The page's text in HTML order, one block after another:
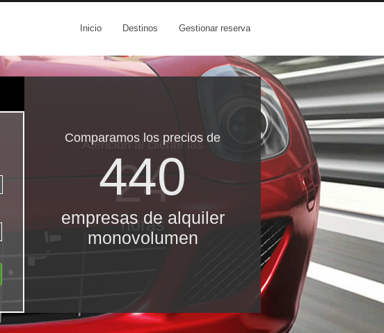
Inicio Destinos Gestionar reserva
Comparamos los precios de
440
empresas de alquiler
monovolumen
Atención al cliente las
24
horas